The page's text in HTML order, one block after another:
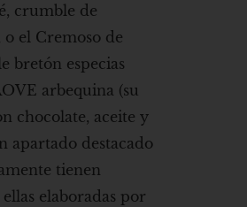
crumble de
o el Cremoso de
bretón especias
arbequina (su
chocolate, aceite y
apartado destacado
tienen
elaboradas por